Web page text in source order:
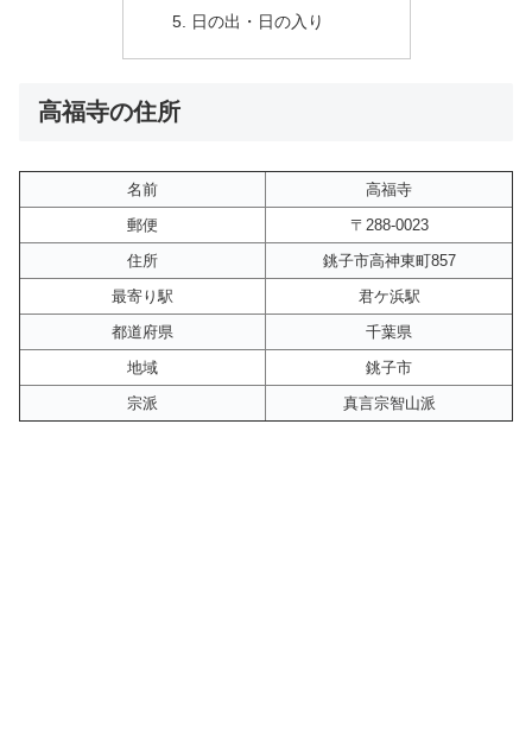
日の出・日の入り
高福寺の住所
名前
高福寺
郵便
〒288-0023
住所
銚子市高神東町857
最寄り駅
君ケ浜駅
都道府県
千葉県
地域
銚子市
宗派
真言宗智山派